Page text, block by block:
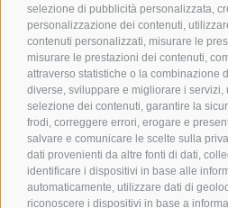
selezione di pubblicità personalizzata,
personalizzazione dei contenuti,
contenuti personalizzati, misurare le
misurare le prestazioni dei contenuti,
attraverso statistiche o la combinazione
diverse, sviluppare e migliorare i servizi,
selezione dei contenuti, garantire la
frodi, correggere errori, erogare e
salvare e comunicare le scelte sulla
dati provenienti da altre fonti di dati,
identificare i dispositivi in base alle
automaticamente, utilizzare dati di
riconoscere i dispositivi in base a
Associazione Turistica
Terlano
P.zza Dott. Weiser 2
39018 Terlano BZ
Tel. 0471 257 165
info@terlan.info